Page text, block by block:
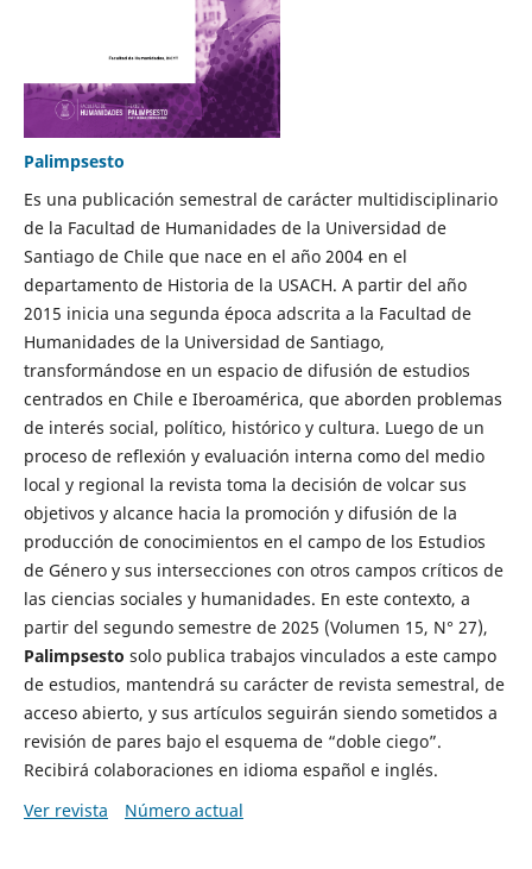
Palimpsesto
Es una publicación semestral de carácter multidisciplinario
de la Facultad de Humanidades de la Universidad de
Santiago de Chile que nace en el año 2004 en el
departamento de Historia de la USACH. A partir del año
2015 inicia una segunda época adscrita a la Facultad de
Humanidades de la Universidad de Santiago,
transformándose en un espacio de difusión de estudios
centrados en Chile e Iberoamérica, que aborden problemas
de interés social, político, histórico y cultura. Luego de un
proceso de reflexión y evaluación interna como del medio
local y regional la revista toma la decisión de volcar sus
objetivos y alcance hacia la promoción y difusión de la
producción de conocimientos en el campo de los Estudios
de Género y sus intersecciones con otros campos críticos de
las ciencias sociales y humanidades. En este contexto, a
partir del segundo semestre de 2025 (Volumen 15, N° 27),
Palimpsesto solo publica trabajos vinculados a este campo
de estudios, mantendrá su carácter de revista semestral, de
acceso abierto, y sus artículos seguirán siendo sometidos a
revisión de pares bajo el esquema de “doble ciego”.
Recibirá colaboraciones en idioma español e inglés.
Ver revista
Número actual